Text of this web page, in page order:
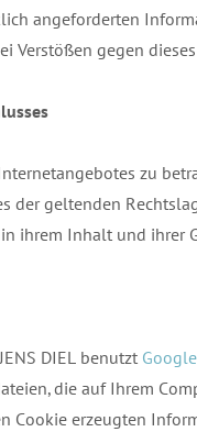
angeforderten
Verstößen gegen
zu
der geltenden
ihrem Inhalt und ihrer
DIEL benutzt
die auf Ihrem
Cookie erzeugten